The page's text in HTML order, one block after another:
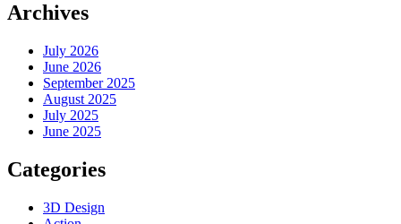
Archives
July 2026
June 2026
September 2025
August 2025
July 2025
June 2025
Categories
3D Design